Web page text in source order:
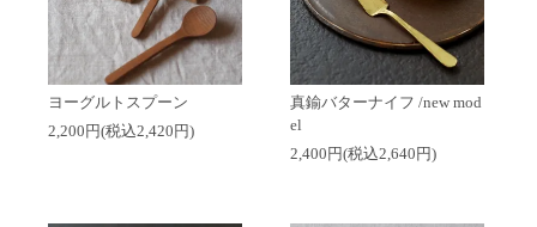
ヨーグルトスプーン
2,200円(税込2,420円)
真鍮バターナイフ /new mod
el
2,400円(税込2,640円)